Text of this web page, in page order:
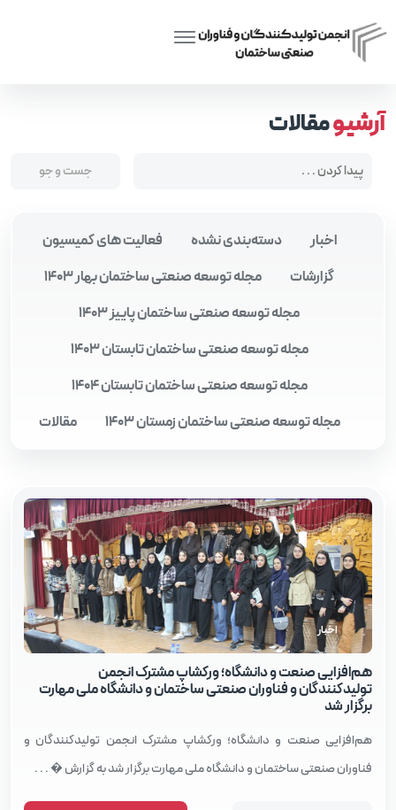
آرشیومقالات
اخبار دسته‌بندی نشده
فعالیت های کمیسیون
گزارشات
مجله توسعه صنعتی ساختمان بهار 1403
مجله توسعه صنعتی ساختمان پاییز 1403
مجله توسعه صنعتی ساختمان تابستان 1403
مجله توسعه صنعتی ساختمان تابستان 1404
مجله توسعه صنعتی ساختمان زمستان 1403
مقالات
اخبار
هم‌افزایی صنعت و دانشگاه؛ ورکشاپ مشترک انجمن
تولیدکنندگان و فناوران صنعتی ساختمان و دانشگاه ملی مهارت
برگزار شد
هم‌افزایی صنعت و دانشگاه؛ ورکشاپ مشترک انجمن تولیدکنندگان و
فناوران صنعتی ساختمان و دانشگاه ملی مهارت برگزار شد به گزارش � . . .